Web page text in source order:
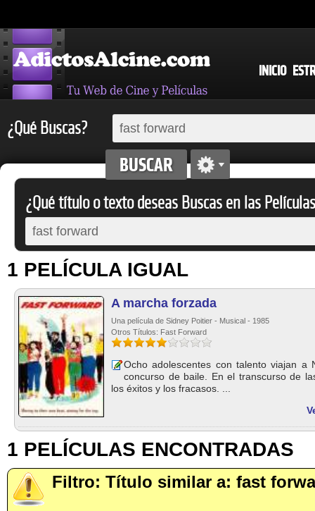
INICIO
¿Qué Buscas?
¿Qué título o texto deseas Buscas en las
1 PELÍCULA IGUAL
A marcha forzada
Una película de Sidney Poitier - Musical - 1985
Otros Títulos: Fast Forward
Ocho adolescentes con talento viajan a
concurso de baile. En el transcurso de
los éxitos y los fracasos. ...
1 PELÍCULAS ENCONTRADAS
Filtro: Título similar a: fast